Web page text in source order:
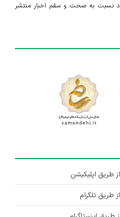
نسبت به صحت و سقم اخبار منتشر
طریق اپلیکیشن
طریق تلگرام